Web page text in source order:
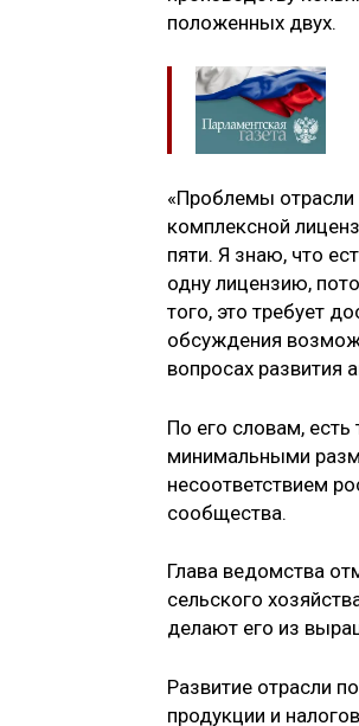
положенных двух.
«Проблемы отрасли
комплексной
пяти. Я знаю, что
одну лицензию,
того, это требует
обсуждения
вопросах развития
По его словам,
минимальными
несоответствием
сообщества.
Глава ведомства
сельского
делают его из
Развитие отрасли
продукции и